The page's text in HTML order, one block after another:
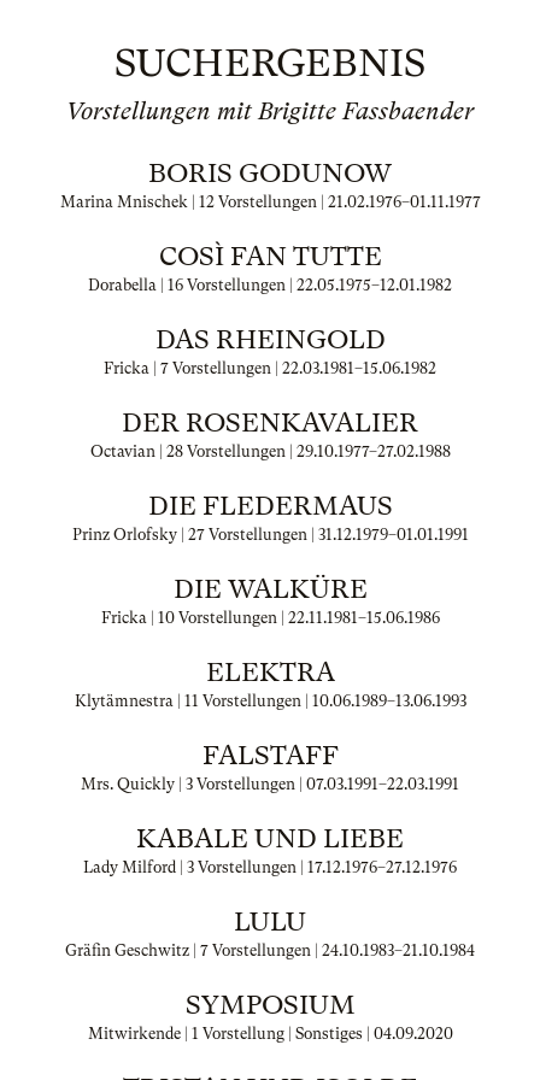
SUCHERGEBNIS
Vorstellungen mit Brigitte Fassbaender
BORIS GODUNOW
Marina Mnischek | 12 Vorstellungen | 21.02.1976–01.11.1977
COSÌ FAN TUTTE
Dorabella | 16 Vorstellungen | 22.05.1975–12.01.1982
DAS RHEINGOLD
Fricka | 7 Vorstellungen | 22.03.1981–15.06.1982
DER ROSENKAVALIER
Octavian | 28 Vorstellungen | 29.10.1977–27.02.1988
DIE FLEDERMAUS
Prinz Orlofsky | 27 Vorstellungen | 31.12.1979–01.01.1991
DIE WALKÜRE
Fricka | 10 Vorstellungen | 22.11.1981–15.06.1986
ELEKTRA
Klytämnestra | 11 Vorstellungen | 10.06.1989–13.06.1993
FALSTAFF
Mrs. Quickly | 3 Vorstellungen | 07.03.1991–22.03.1991
KABALE UND LIEBE
Lady Milford | 3 Vorstellungen | 17.12.1976–27.12.1976
LULU
Gräfin Geschwitz | 7 Vorstellungen | 24.10.1983–21.10.1984
SYMPOSIUM
Mitwirkende | 1 Vorstellung | Sonstiges | 04.09.2020